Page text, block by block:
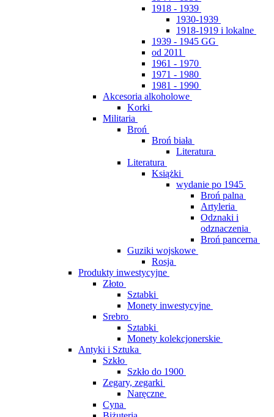
1918 - 1939
1930-1939
1918-1919 i lokalne
1939 - 1945 GG
od 2011
1961 - 1970
1971 - 1980
1981 - 1990
Akcesoria alkoholowe
Korki
Militaria
Broń
Broń biała
Literatura
Literatura
Książki
wydanie po 1945
Broń palna
Artyleria
Odznaki i
odznaczenia
Broń pancerna
Guziki wojskowe
Rosja
Produkty inwestycyjne
Złoto
Sztabki
Monety inwestycyjne
Srebro
Sztabki
Monety kolekcjonerskie
Antyki i Sztuka
Szkło
Szkło do 1900
Zegary, zegarki
Naręczne
Cyna